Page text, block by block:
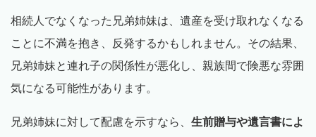
相続人でなくなった兄弟姉妹は、遺産を受け取れなくなる
ことに不満を抱き、反発するかもしれません。その結果、
兄弟姉妹と連れ子の関係性が悪化し、親族間で険悪な雰囲
気になる可能性があります。
兄弟姉妹に対して配慮を示すなら、 生前贈与や遺言書によ